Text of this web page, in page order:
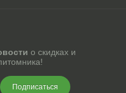
о скидках и
Подписаться